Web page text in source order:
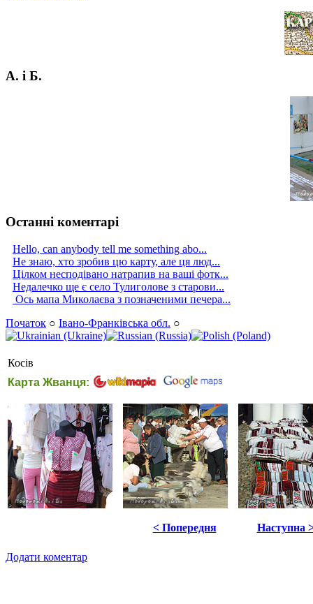
А. і Б.
Останні коментарі
Hello, can anybody tell me something abo...
Не знаю, хто зробив цю карту, але ця люд...
Цілком несподівано натрапив на ваші фотк...
Недалечко ще є село Тулиголове з старови...
Ось мапа Миколаєва з позначеними печера...
Початок ○ Івано-Франківська обл. ○
Косів
Карта Жванця:
< Попередня Наступна
Додати коментар